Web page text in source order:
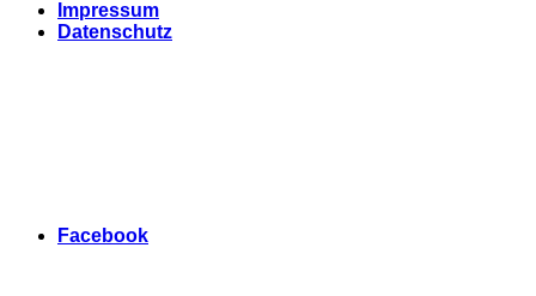
Impressum
Datenschutz
Facebook